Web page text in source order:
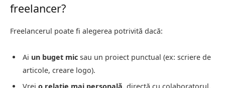
freelancer?
Freelancerul poate fi alegerea potrivită dacă:
Ai un buget mic sau un proiect punctual (ex: scriere de
articole, creare logo).